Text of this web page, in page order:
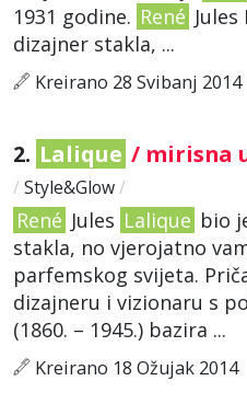
1931 godine. René
dizajner stakla, ...
Kreirano 28 Svibanj 2014
2. Lalique / mirisna
/ Style&Glow/
René Jules Lalique bio
stakla, no vjerojatno
parfemskog svijeta.
dizajneru i vizionaru s
(1860. – 1945.) bazira ...
Kreirano 18 Ožujak 2014